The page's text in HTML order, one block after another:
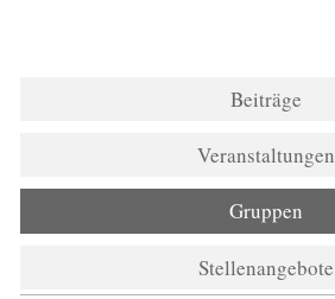
Beiträge
Veranstaltungen
Gruppen
Stellenangebote